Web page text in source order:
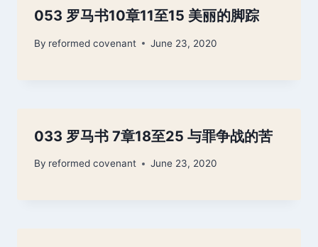
053 罗马书10章11至15 美丽的脚踪
By reformed covenant June 23, 2020
033 罗马书 7章18至25 与罪争战的苦
By reformed covenant June 23, 2020